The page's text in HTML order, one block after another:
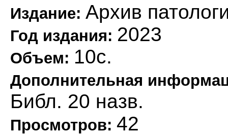
Издание: Архив
Год издания: 2023
Объем: 10с.
Дополнительная
Библ. 20 назв.
Просмотров: 42